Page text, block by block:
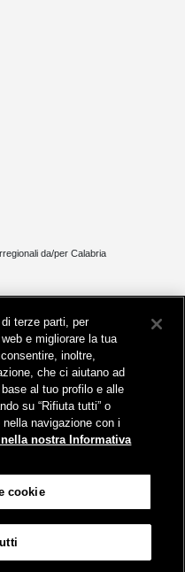
da/per Calabria
è attiva nei servizi di
gestisce direttamente o
80 - 50123 Firenze
terze parti, per
e migliorare la tua
inoltre,
che ci aiutano ad
al tuo profilo e alle
su “Rifiuta tutti” o
navigazione con i
nostra Informativa
cookie